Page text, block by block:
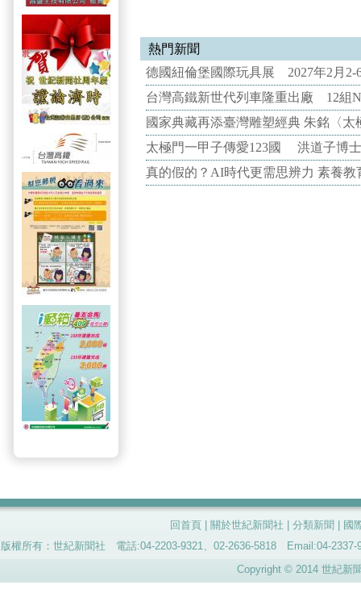
熱門新聞
德國紐倫堡國際玩具展 2027年2月2-
台灣高鐵新世代列車隆重出廠 12組
國家典藏再添臺灣雕塑經典 朱銘〈
太極門一甲子傳愛123國 洪道子博
真的假的？AI時代更需思辨力 素養
回首頁 關於世紀新聞社 分類新聞
國
版權所有：世紀新聞社 電話:04-2203-9321、02-2636-5818 Email:04-
Copyright © 2014 世紀新